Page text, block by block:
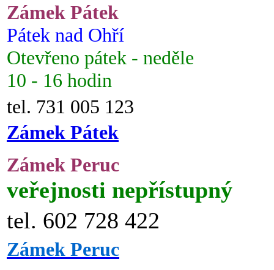
Zámek Pátek
Pátek nad Ohří
Otevřeno pátek - neděle
10 - 16 hodin
tel. 731 005 123
Zámek Pátek
Zámek Peruc
veřejnosti nepřístupný
tel. 602 728 422
Zámek Peruc